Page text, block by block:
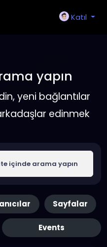
Katıl
yapın
yeni bağlantılar
edinmek
içinde arama yapın
Sayfalar
Events